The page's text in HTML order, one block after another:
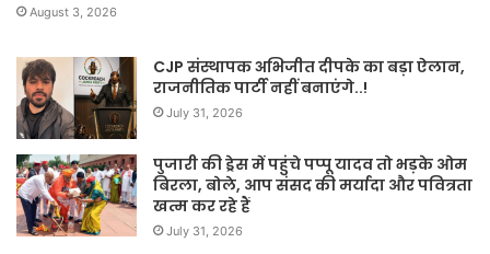
August 3, 2026
CJP संस्थापक अभिजीत दीपके का बड़ा ऐलान,
राजनीतिक पार्टी नहीं बनाएंगे..!
July 31, 2026
पुजारी की ड्रेस में पहुंचे पप्पू यादव तो भड़के ओम
बिरला, बोले, आप संसद की मर्यादा और पवित्रता
खत्म कर रहे हैं
July 31, 2026